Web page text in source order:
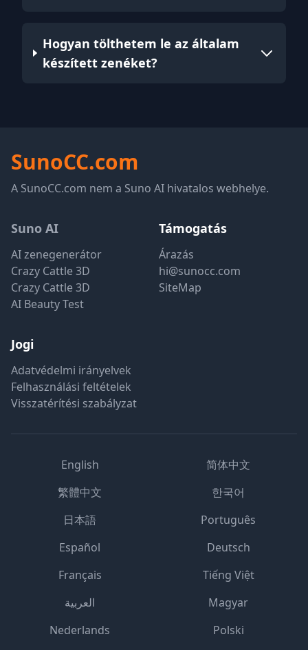
Hogyan tölthetem le az általam
készített zenéket?
SunoCC.com
A SunoCC.com nem a Suno AI hivatalos webhelye.
Suno AI
AI zenegenerátor
Crazy Cattle 3D
Crazy Cattle 3D
AI Beauty Test
Támogatás
Árazás
hi@sunocc.com
SiteMap
Jogi
Adatvédelmi irányelvek
Felhasználási feltételek
Visszatérítési szabályzat
English
简体中文
繁體中文
한국어
日本語
Português
Español
Deutsch
Français
Tiếng Việt
العربية
Magyar
Nederlands
Polski